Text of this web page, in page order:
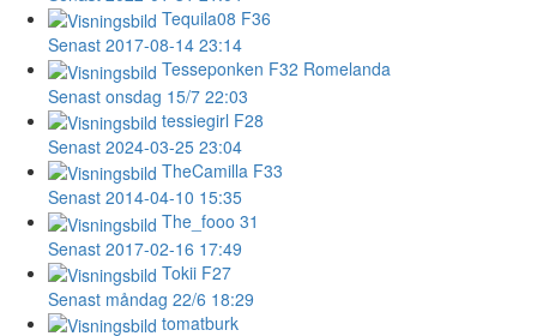
Tequila08 F36
Senast 2017-08-14 23:14
Tesseponken F32 Romelanda
Senast onsdag 15/7 22:03
tessiegirl F28
Senast 2024-03-25 23:04
TheCamilla F33
Senast 2014-04-10 15:35
The_fooo 31
Senast 2017-02-16 17:49
Tokii F27
Senast måndag 22/6 18:29
tomatburk